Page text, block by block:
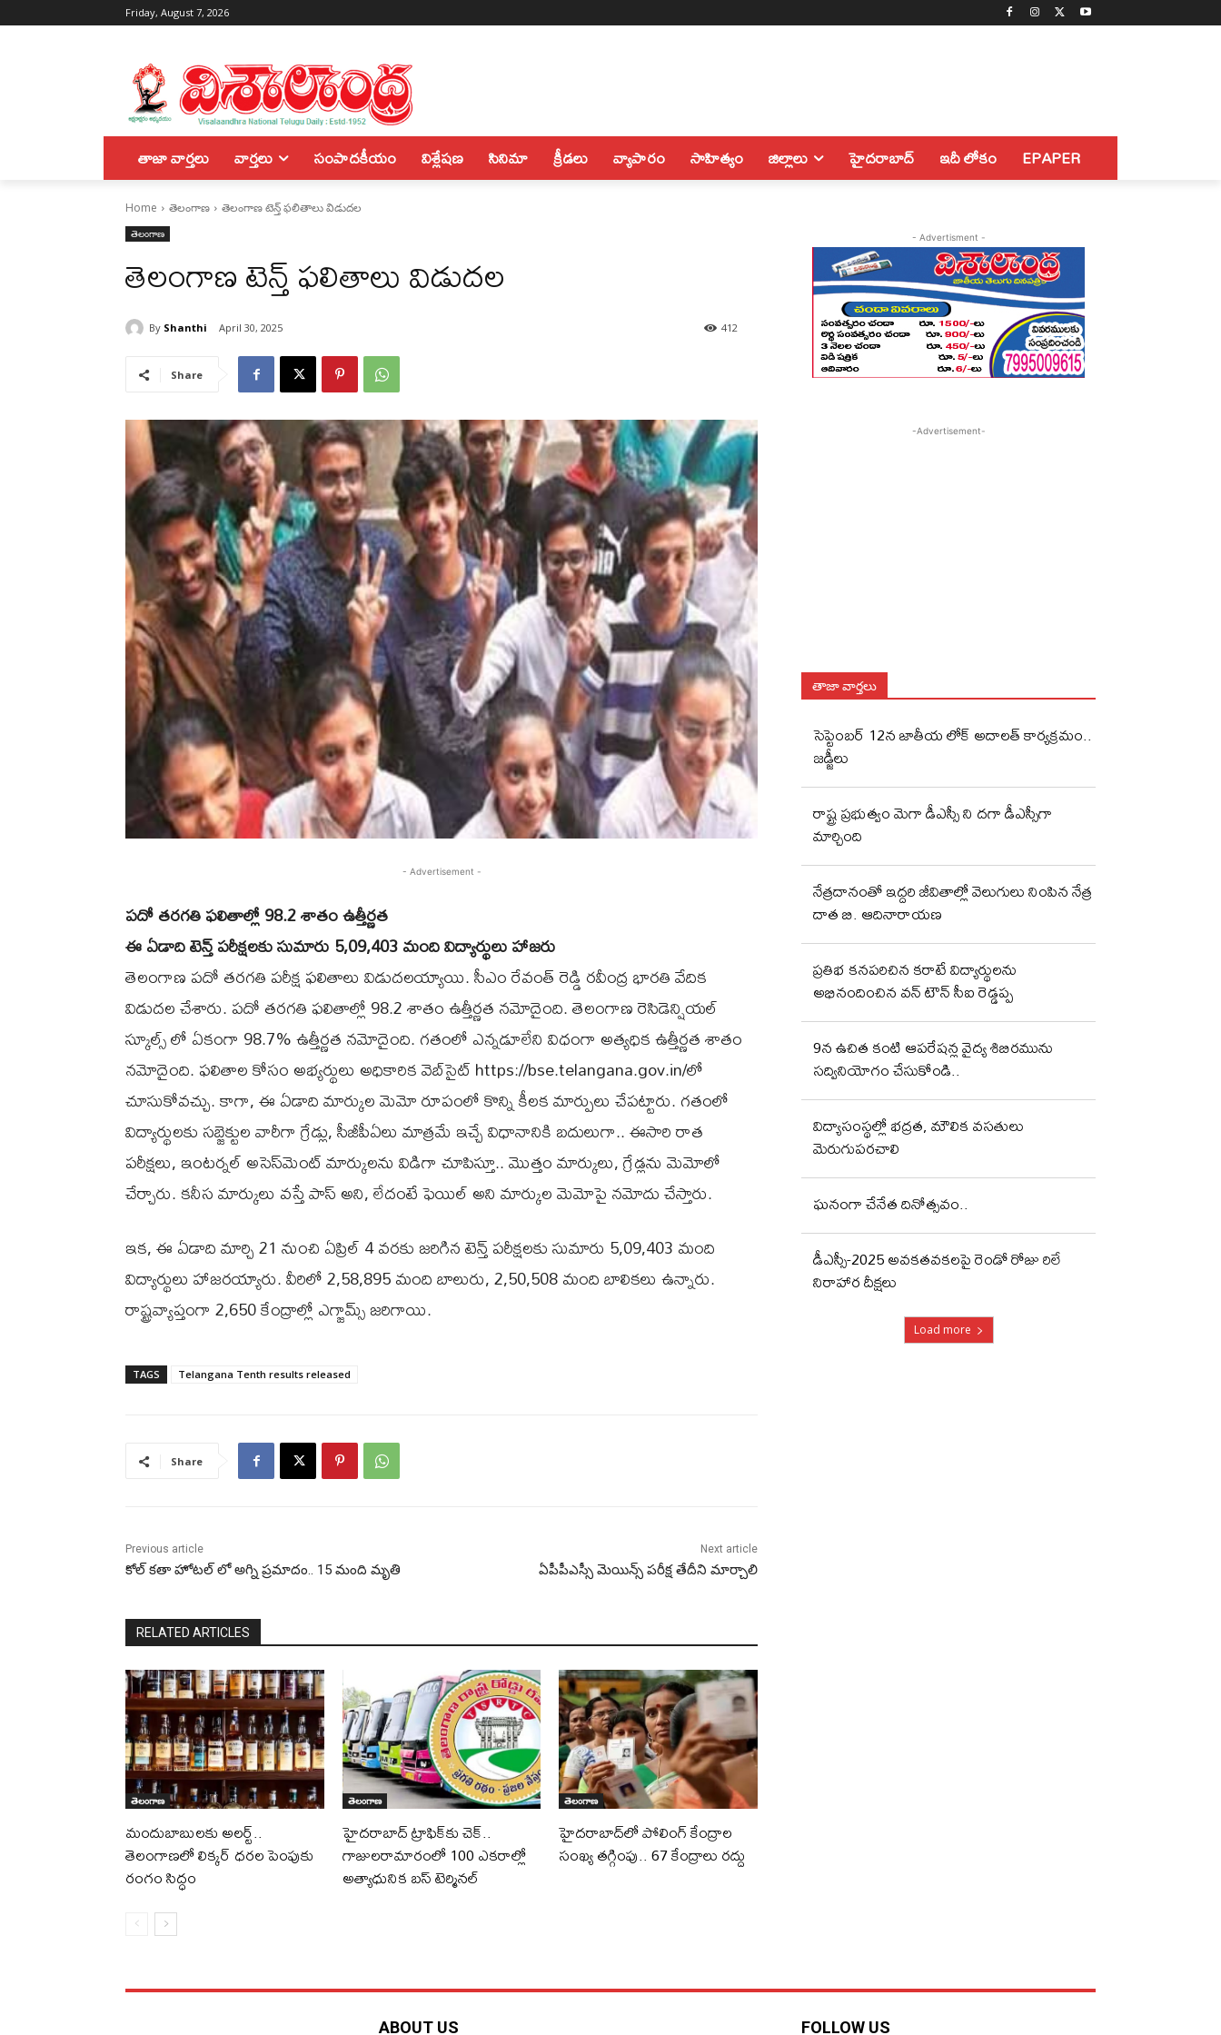
Friday, August 7, 2026
తాజా వార్తలు వార్తలు సంపాదకీయం విశ్లేషణ సినిమా క్రీడలు వ్యాపారం సాహిత్యం జిల్లాలు హైదరాబాద్ ఇదీ లోకం EPAPER
Home తెలంగాణ తెలంగాణ టెన్త్ ఫ‌లితాలు విడుద‌ల
తెలంగాణ
తెలంగాణ టెన్త్ ఫ‌లితాలు విడుద‌ల
By Shanthi April 30, 2025 412
Share
- Advertisement -
పదో తరగతి ఫలితాల్లో 98.2 శాతం ఉత్తీర్ణత
ఈ ఏడాది టెన్త్‌ పరీక్షలకు సుమారు 5,09,403 మంది విద్యార్థులు హాజ‌రు
తెలంగాణ ప‌దో త‌ర‌గ‌తి ప‌రీక్ష ఫ‌లితాలు విడుద‌ల‌య్యాయి. సీఎం రేవంత్ రెడ్డి రవీంద్ర భారతి వేదిక
విడుద‌ల చేశారు. పదో తరగతి ఫలితాల్లో 98.2 శాతం ఉత్తీర్ణత నమోదైంది. తెలంగాణ రెసిడెన్షియల్
స్కూల్స్ లో ఏకంగా 98.7% ఉత్తీర్ణత నమోదైంది. గతంలో ఎన్నడూలేని విధంగా అత్యధిక ఉత్తీర్ణత శాతం
నమోదైంది. ఫలితాల కోసం అభ్య‌ర్థులు అధికారిక వెబ్‌సైట్‌ https://bse.telangana.gov.in/లో
చూసుకోవ‌చ్చు. కాగా, ఈ ఏడాది మార్కుల మెమో రూపంలో కొన్ని కీలక మార్పులు చేపట్టారు. గతంలో
విద్యార్థులకు సబ్జెక్టుల వారీగా గ్రేడ్లు, సీజీపీఏలు మాత్రమే ఇచ్చే విధానానికి బదులుగా.. ఈసారి రాత
పరీక్షలు, ఇంటర్నల్ అసెస్‌మెంట్‌ మార్కులను విడిగా చూపిస్తూ.. మొత్తం మార్కులు, గ్రేడ్లను మెమోలో
చేర్చారు. క‌నీస మార్కులు వ‌స్తే పాస్ అని, లేదంటే ఫెయిల్ అని మార్కుల మెమోపై న‌మోదు చేస్తారు.
ఇక‌, ఈ ఏడాది మార్చి 21 నుంచి ఏప్రిల్ 4 వరకు జరిగిన టెన్త్‌ పరీక్షలకు సుమారు 5,09,403 మంది
విద్యార్థులు హాజరయ్యారు. వీరిలో 2,58,895 మంది బాలురు, 2,50,508 మంది బాలికలు ఉన్నారు.
రాష్ట్రవ్యాప్తంగా 2,650 కేంద్రాల్లో ఎగ్జామ్స్‌ జరిగాయి.
TAGS Telangana Tenth results released
Share
Previous article
కోల్ కతా హోటల్ లో అగ్ని ప్రమాదం.. 15 మంది మృతి
Next article
ఏపీపీఎస్సీ మెయిన్స్ పరీక్ష తేదీని మార్చాలి
RELATED ARTICLES
తెలంగాణ
మందుబాబులకు అలర్ట్..
తెలంగాణలో లిక్కర్ ధరల పెంపుకు
రంగం సిద్ధం
తెలంగాణ
హైదరాబాద్ ట్రాఫిక్‌కు చెక్..
గాజులరామారంలో 100 ఎకరాల్లో
అత్యాధునిక బస్ టెర్మినల్
తెలంగాణ
హైదరాబాద్‌లో పోలింగ్‌ కేంద్రాల
సంఖ్య తగ్గింపు.. 67 కేంద్రాలు రద్దు
- Advertisment -
-Advertisement-
తాజా వార్తలు
సెప్టెంబర్ 12న జాతీయ లోక్ అదాలత్ కార్యక్రమం..
జడ్జీలు
రాష్ట్ర ప్రభుత్వం మెగా డీఎస్సీ ని దగా డీఎస్సీగా
మార్చింది
నేత్రదానంతో ఇద్దరి జీవితాల్లో వెలుగులు నింపిన నేత్ర
దాత బి. ఆదినారాయణ
ప్రతిభ కనపరిచిన కరాటే విద్యార్థులను
అభినందించిన వన్ టౌన్ సీఐ రెడ్డప్ప
9న ఉచిత కంటి ఆపరేషన్ల వైద్య శిబిరమును
సద్వినియోగం చేసుకోండి..
విద్యాసంస్థల్లో భద్రత, మౌలిక వసతులు
మెరుగుపరచాలి
ఘనంగా చేనేత దినోత్సవం..
డీఎస్సీ-2025 అవకతవకలపై రెండో రోజు రిలే
నిరాహార దీక్షలు
Load more
ABOUT US FOLLOW US